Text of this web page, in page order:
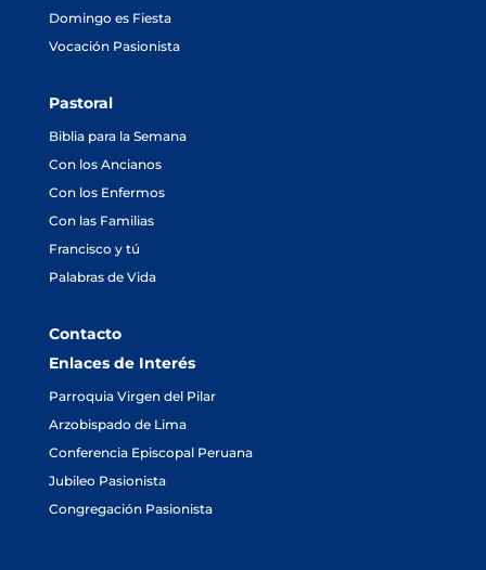
Domingo es Fiesta
Vocación Pasionista
Pastoral
Biblia para la Semana
Con los Ancianos
Con los Enfermos
Con las Familias
Francisco y tú
Palabras de Vida
Contacto
Enlaces de Interés
Parroquia Virgen del Pilar
Arzobispado de Lima
Conferencia Episcopal Peruana
Jubileo Pasionista
Congregación Pasionista